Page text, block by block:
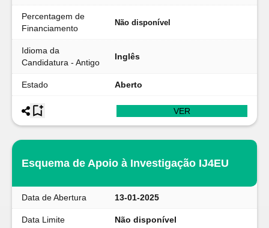
Percentagem de
Financiamento
Não disponível
Idioma da
Candidatura - Antigo
Inglês
Estado Aberto
VER
Esquema de Apoio à Investigação IJ4EU
Data de Abertura 13-01-2025
Data Limite Não disponível